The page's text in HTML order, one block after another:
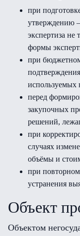
при
утверждению —
экспертиза не
формы
при
используемых
перед
закупочных
решений,
при
случаях
объёмы и
при
устранения
Объект
Объектом